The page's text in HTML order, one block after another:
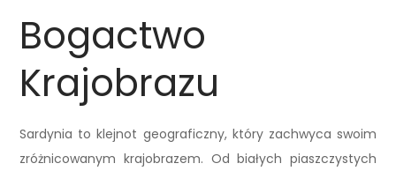
Bogactwo
Krajobrazu
Sardynia to klejnot geograficzny, który zachwyca swoim
zróżnicowanym krajobrazem. Od białych piaszczystych